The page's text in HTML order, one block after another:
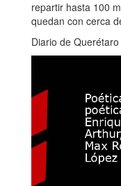
repartir hasta 100
quedan con cerca
Diario de Querétaro